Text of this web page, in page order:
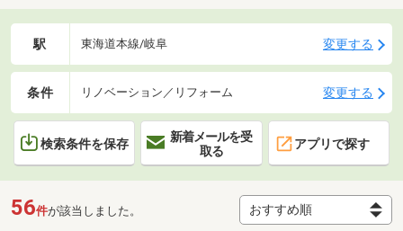
済みの中古マンションを紹介しますので、ぜひチェックしてみて
駅 東海道本線/岐阜 変更する
条件 リノベーション／リフォーム 変更する
検索条件を保存
新着メールを受
取る
アプリで探す
56件が該当しました。